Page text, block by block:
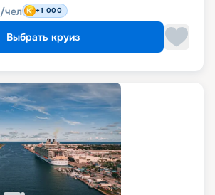
/чел +1 000
Выбрать круиз